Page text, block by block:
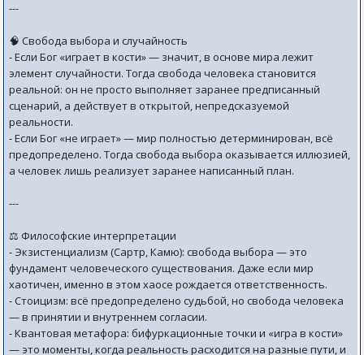
---
🧠 Свобода выбора и случайность
- Если Бог «играет в кости» — значит, в основе мира лежит
элемент случайности. Тогда свобода человека становится
реальной: он не просто выполняет заранее предписанный
сценарий, а действует в открытой, непредсказуемой
реальности.
- Если Бог «не играет» — мир полностью детерминирован, всё
предопределено. Тогда свобода выбора оказывается иллюзией,
а человек лишь реализует заранее написанный план.
---
⚖️ Философские интерпретации
- Экзистенциализм (Сартр, Камю): свобода выбора — это
фундамент человеческого существования. Даже если мир
хаотичен, именно в этом хаосе рождается ответственность.
- Стоицизм: всё предопределено судьбой, но свобода человека
— в принятии и внутреннем согласии.
- Квантовая метафора: бифуркационные точки и «игра в кости»
— это моменты, когда реальность расходится на разные пути, и